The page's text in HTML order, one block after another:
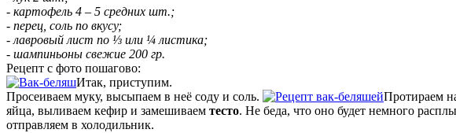
- картофель 4 – 5 средних шт.;
- перец, соль по вкусу;
- лавровый лист по ⅓ или ¼ листика;
- шампиньоны свежие 200 гр.
Рецепт с фото пошагово:
Итак, приступим.
Просеиваем муку, высыпаем в неё соду и соль.
Протираем
яйца, выливаем кефир и замешиваем тесто. Не беда, что оно будет немного
отправляем в холодильник.